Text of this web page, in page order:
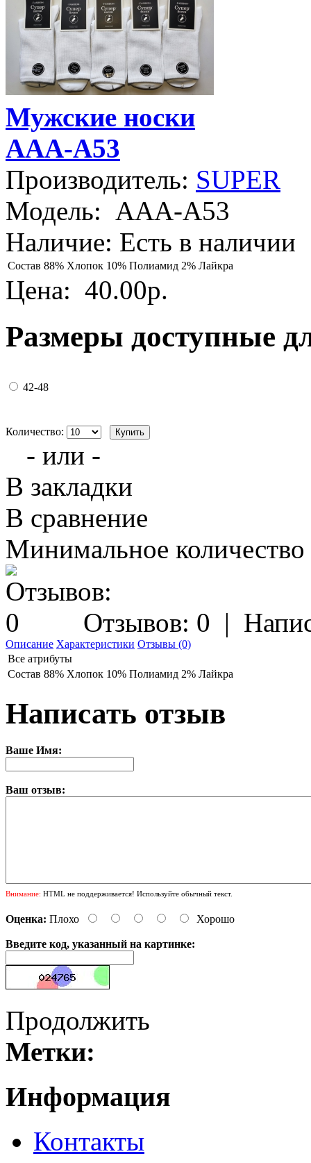
Мужские носки
AAA-A53
Производитель: SUPER
Модель: AAA-A53
Наличие: Есть в наличии
Состав 88% Хлопок 10% Полиамид 2% Лайкра
Цена: 40.00р.
Размеры доступные
42-48
Количество:
- или -
В закладки
В сравнение
Минимальное количество
Отзывов: 0 |
Описание Характеристики Отзывы (0)
Все атрибуты
Состав 88% Хлопок 10% Полиамид 2% Лайкра
Написать отзыв
Ваше Имя:
Ваш отзыв:
Внимание: HTML не поддерживается! Используйте обычный текст.
Оценка: Плохо Хорошо
Введите код, указанный на картинке:
Продолжить
Метки:
Информация
Контакты